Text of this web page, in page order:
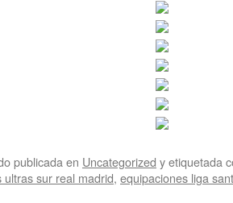
publicada en Uncategorized y etiquetada
sur real madrid, equipaciones liga